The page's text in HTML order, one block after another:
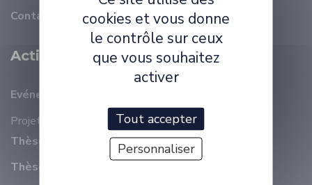
Contact
Activité Scientifique
Evénements récents
Projets
Thèses en cours
Thèses soutenues
cookies et vous donne
le contrôle sur ceux
que vous souhaitez
activer
Tout accepter
Personnaliser